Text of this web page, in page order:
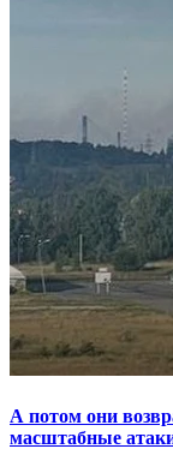
А потом они
масштабные